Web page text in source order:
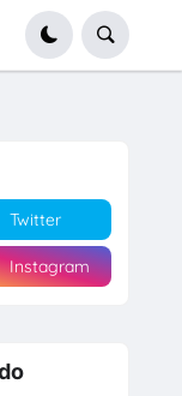
Twitter
Instagram